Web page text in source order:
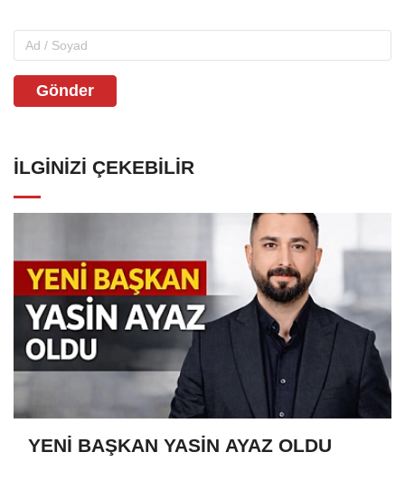
Gönder
İLGINIZI ÇEKEBILIR
YENİ BAŞKAN YASİN AYAZ OLDU